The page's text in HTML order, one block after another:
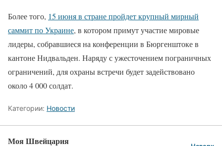
Более того, 15 июня в стране пройдет крупный мирный
саммит по Украине, в котором примут участие мировые
лидеры, собравшиеся на конференции в Бюргенштоке в
кантоне Нидвальден. Наряду с ужесточением пограничных
ограничений, для охраны встречи будет задействовано
около 4 000 солдат.
Категории: Новости
Моя Швейцария